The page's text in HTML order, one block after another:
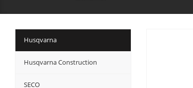
Husqvarna
Husqvarna Construction
SECO